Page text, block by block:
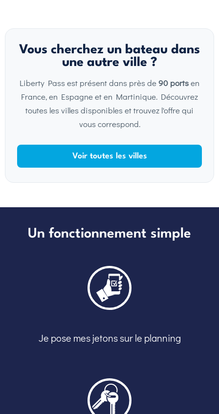
Vous cherchez un bateau dans
une autre ville ?
Liberty Pass est présent dans près de90 portsen
France, en Espagne et en Martinique. Découvrez
toutes les villes disponibles et trouvez l'offre qui
vous correspond.
Voir toutes les villes
Un fonctionnement simple
Je pose mes jetons sur le planning